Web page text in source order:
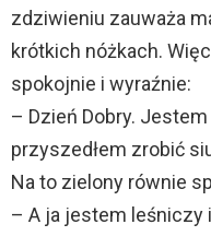
zdziwieniu zauważa
krótkich nóżkach.
spokojnie i wyraźnie:
– Dzień Dobry.
przyszedłem zrobić
Na to zielony równie
– A ja jestem leśniczy